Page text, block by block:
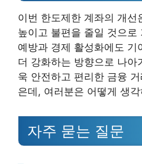
이번 한도제한 계좌의 개선
높이고 불편을 줄일 것으로
예방과 경제 활성화에도 기
더 강화하는 방향으로 나아
욱 안전하고 편리한 금융
은데, 여러분은 어떻게 생
자주 묻는 질문